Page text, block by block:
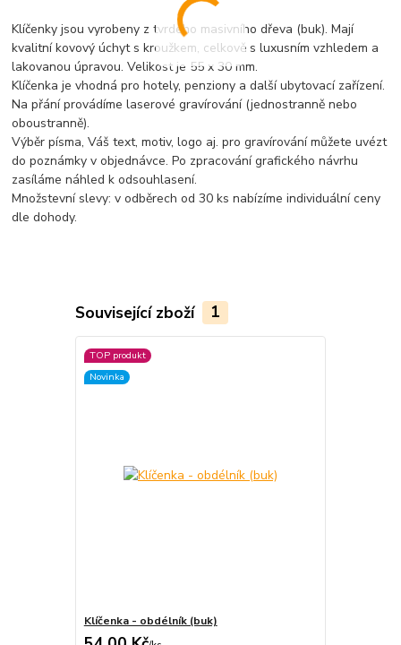
Klíčenky jsou vyrobeny z tvrdého masivního dřeva (buk). Mají
kvalitní kovový úchyt s kroužkem, celkově s luxusním vzhledem a
lakovanou úpravou. Velikost je 55 x 30 mm.
Klíčenka je vhodná pro hotely, penziony a další ubytovací zařízení.
Na přání provádíme laserové gravírování (jednostranně nebo
oboustranně).
Výběr písma, Váš text, motiv, logo aj. pro gravírování můžete uvézt
do poznámky v objednávce. Po zpracování grafického návrhu
zasíláme náhled k odsouhlasení.
Množstevní slevy: v odběrech od 30 ks nabízíme individuální ceny
dle dohody.
Související zboží 1
TOP produkt
Novinka
Klíčenka - obdélník (buk)